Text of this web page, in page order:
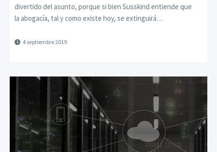
divertido del asunto, porque si bien Susskind entiende que
la abogacía, tal y como existe hoy, se extinguirá…
4 septiembre 2019